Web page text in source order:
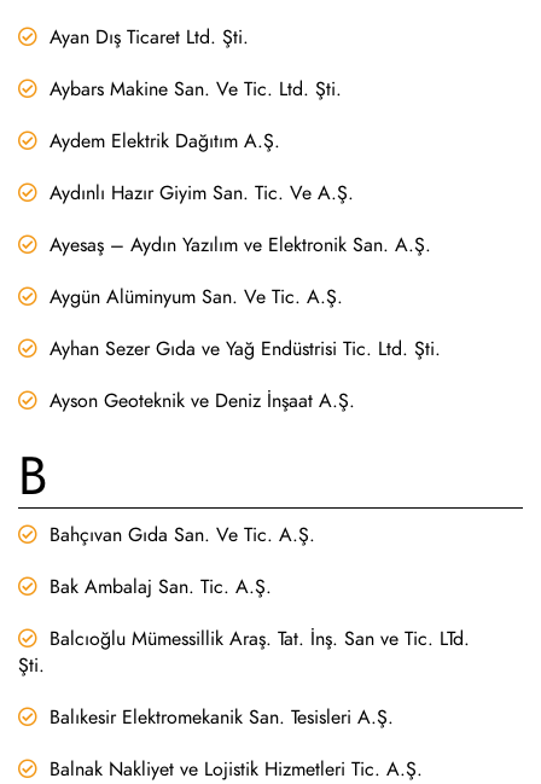
Ayan Dış Ticaret Ltd. Şti.
Aybars Makine San. Ve Tic. Ltd. Şti.
Aydem Elektrik Dağıtım A.Ş.
Aydınlı Hazır Giyim San. Tic. Ve A.Ş.
Ayesaş – Aydın Yazılım ve Elektronik San. A.Ş.
Aygün Alüminyum San. Ve Tic. A.Ş.
Ayhan Sezer Gıda ve Yağ Endüstrisi Tic. Ltd. Şti.
Ayson Geoteknik ve Deniz İnşaat A.Ş.
B
Bahçıvan Gıda San. Ve Tic. A.Ş.
Bak Ambalaj San. Tic. A.Ş.
Balcıoğlu Mümessillik Araş. Tat. İnş. San ve Tic. LTd.
Şti.
Balıkesir Elektromekanik San. Tesisleri A.Ş.
Balnak Nakliyet ve Lojistik Hizmetleri Tic. A.Ş.